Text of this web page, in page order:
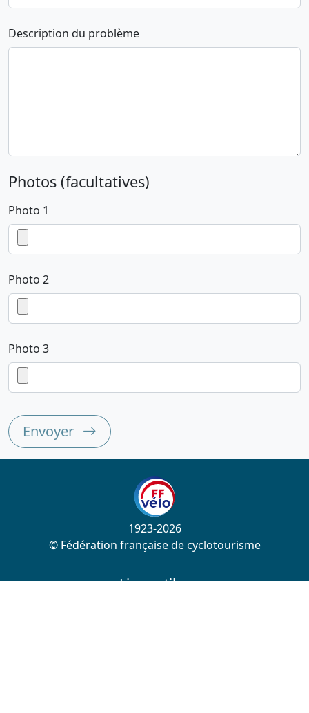
Description du problème
Photos (facultatives)
Photo 1
Photo 2
Photo 3
Envoyer
1923-2026
© Fédération française de cyclotourisme
Liens utiles